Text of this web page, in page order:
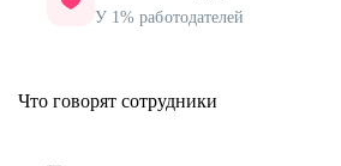
У 1% работодателей
Что говорят сотрудники